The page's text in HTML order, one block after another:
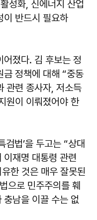
성화, 신에너지 산업
이 반드시 필요하
졌다. 김 후보는 정
금 정책에 대해 “중동
관련 종사자, 저소득
원이 이뤄졌어야 한
검법’을 두고는 “상대
재명 대통령 관련
한 것은 매우 잘못된
으로 민주주의를 훼
충남을 이끌 수는 없